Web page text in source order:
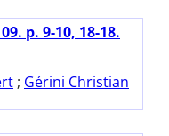
p. 9-10, 18-18.
; Gérini Christian